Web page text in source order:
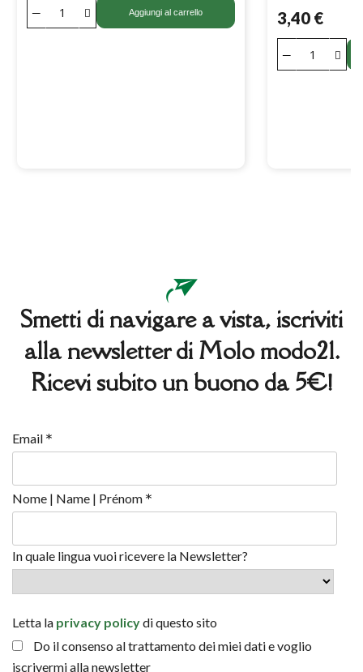
Aggiungi al carrello 3,40 €
Smetti di navigare a vista, iscriviti
alla newsletter di Molo modo21.
Ricevi subito un buono da 5€!
Email *
Nome | Name | Prénom *
In quale lingua vuoi ricevere la Newsletter?
Letta la privacy policydi questo sito
Do il consenso al trattamento dei miei dati e voglio
iscrivermi alla newsletter